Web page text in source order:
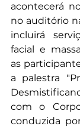
acontecerá
no auditório
incluirá
facial e
as
a palestra
com o
conduzida